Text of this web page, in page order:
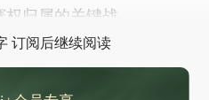
归属的关键战。
订阅后继续阅读